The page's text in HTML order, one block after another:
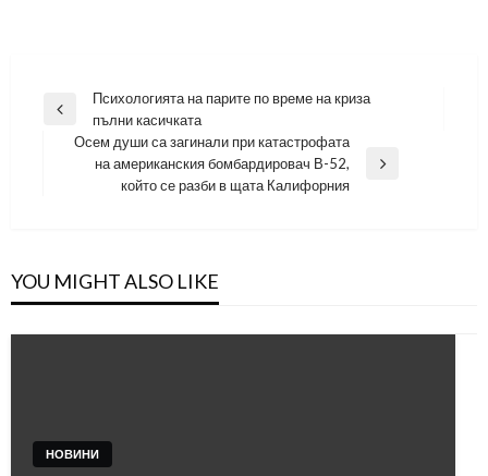
Навигация
Previous
Психологията на парите по време на криза
пълни касичката
Осем души са загинали при катастрофата
на американския бомбардировач В-52,
който се разби в щата Калифорния
YOU MIGHT ALSO LIKE
НОВИНИ